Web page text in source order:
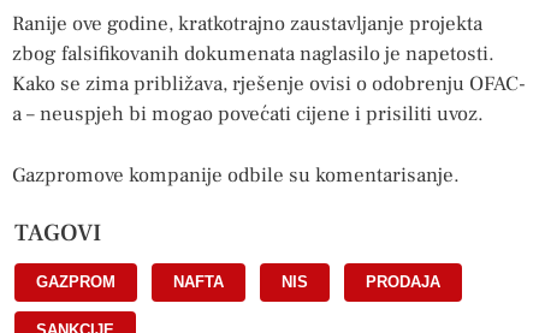
Ranije ove godine, kratkotrajno zaustavljanje projekta
zbog falsifikovanih dokumenata naglasilo je napetosti.
Kako se zima približava, rješenje ovisi o odobrenju OFAC-
a – neuspjeh bi mogao povećati cijene i prisiliti uvoz.
Gazpromove kompanije odbile su komentarisanje.
TAGOVI
GAZPROM NAFTA NIS PRODAJA